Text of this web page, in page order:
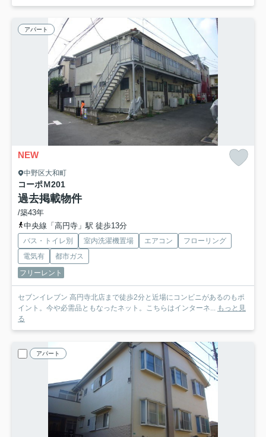
アパート
NEW
中野区大和町
コーポＭ201
過去掲載物件
/築43年
中央線「高円寺」駅 徒歩13分
バス・トイレ別 室内洗濯機置場 エアコン
フローリング
電気有
都市ガス
フリーレント
セブンイレブン 高円寺北店まで徒歩2分と近場にコンビニがあるのもポ
イント。今や必需品ともなったネット。こちらはインターネ... もっと見
る
アパート